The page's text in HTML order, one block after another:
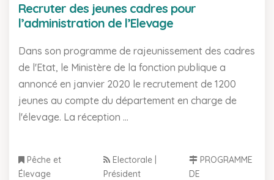
Recruter des jeunes cadres pour
l’administration de l’Elevage
Dans son programme de rajeunissement des cadres
de l'Etat, le Ministère de la fonction publique a
annoncé en janvier 2020 le recrutement de 1200
jeunes au compte du département en charge de
l'élevage. La réception ...
Pêche et
Élevage
Electorale |
Président
PROGRAMME
DE